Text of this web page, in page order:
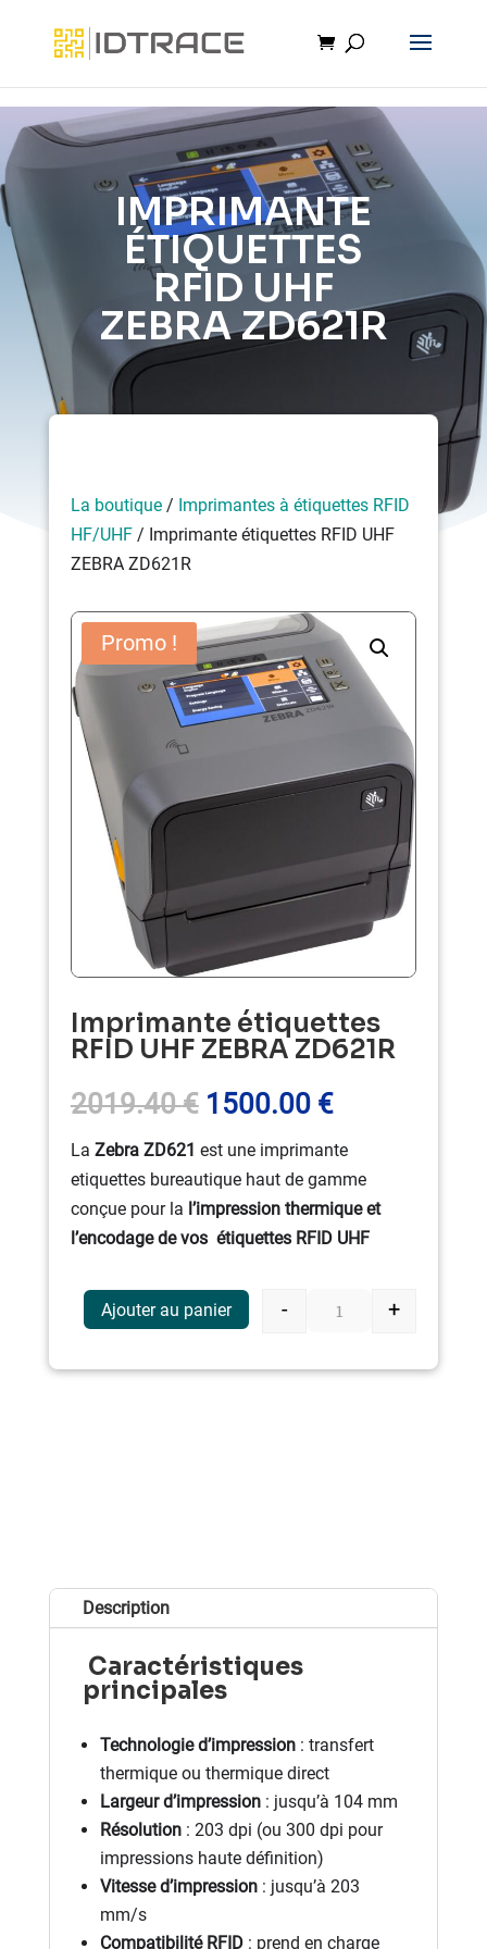
IMPRIMANTE
ÉTIQUETTES
RFID UHF
ZEBRA ZD621R
La boutique/ Imprimantes à étiquettes RFID
HF/UHF/ Imprimante étiquettes RFID UHF
ZEBRA ZD621R
Promo !
Imprimante étiquettes
RFID UHF ZEBRA ZD621R
2019.40€ Le
initial
était :
2019.40 €.
1500.00 €Le
actuel
est :
1500.00 €.
La Zebra ZD621 est une imprimante
etiquettes bureautique haut de gamme
conçue pour la l’impression thermique et
l’encodage de vos étiquettes RFID UHF
quantité de
- +
Ajouter au panier
Description
Caractéristiques
principales
Technologie d’impression: transfert
thermique ou thermique direct
Largeur d’impression: jusqu’à 104 mm
Résolution: 203 dpi (ou 300 dpi pour
impressions haute définition)
Vitesse d’impression: jusqu’à 203
mm/s
Compatibilité RFID: prend en charge